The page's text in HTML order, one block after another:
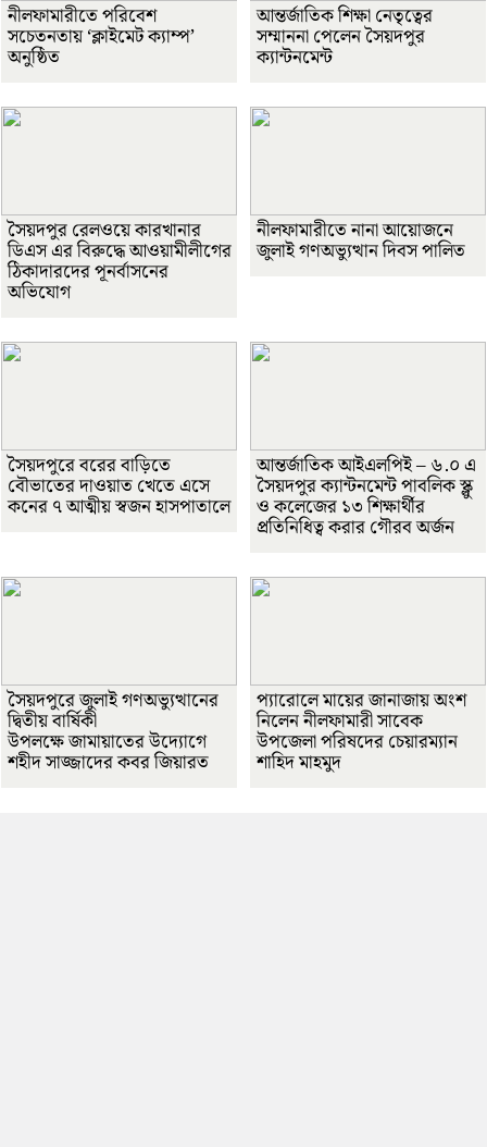
নীলফামারীতে পরিবেশ
সচেতনতায় ‘ক্লাইমেট ক্যাম্প’
অনুষ্ঠিত
আন্তর্জাতিক শিক্ষা নেতৃত্বের
সম্মাননা পেলেন সৈয়দপুর
ক্যান্টনমেন্ট
সৈয়দপুর রেলওয়ে কারখানার
ডিএস এর বিরুদ্ধে আওয়ামীলীগের
ঠিকাদারদের পূনর্বাসনের
অভিযোগ
নীলফামারীতে নানা আয়োজনে
জুলাই গণঅভ্যুত্থান দিবস পালিত
সৈয়দপুরে বরের বাড়িতে
বৌভাতের দাওয়াত খেতে এসে
কনের ৭ আত্মীয় স্বজন হাসপাতালে
আন্তর্জাতিক আইএলপিই – ৬.০ এ
সৈয়দপুর ক্যান্টনমেন্ট পাবলিক স্ক্লু
ও কলেজের ১৩ শিক্ষার্থীর
প্রতিনিধিত্ব করার গৌরব অর্জন
সৈয়দপুরে জুলাই গণঅভ্যুত্থানের
দ্বিতীয় বার্ষিকী
উপলক্ষে জামায়াতের উদ্যোগে
শহীদ সাজ্জাদের কবর জিয়ারত
প্যারোলে মায়ের জানাজায় অংশ
নিলেন নীলফামারী সাবেক
উপজেলা পরিষদের চেয়ারম্যান
শাহিদ মাহমুদ